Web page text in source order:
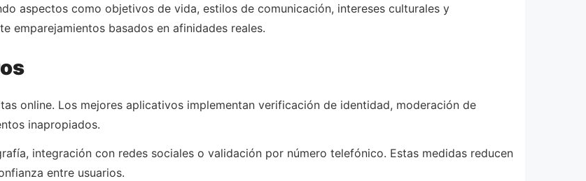
aspectos como objetivos de vida, estilos de comunicación, intereses culturales y
emparejamientos basados en afinidades reales.
online. Los mejores aplicativos implementan verificación de identidad, moderación de
inapropiados.
integración con redes sociales o validación por número telefónico. Estas medidas reducen
entre usuarios.